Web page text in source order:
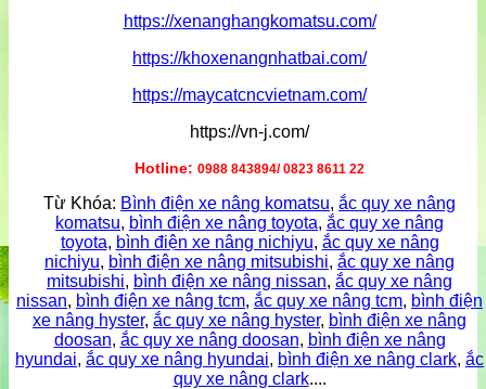
https://xenanghangkomatsu.com/
https://khoxenangnhatbai.com/
https://maycatcncvietnam.com/
https://vn-j.com/
Hotline: 0988 843894/ 0823 8611 22
Từ Khóa: Bình điện xe nâng komatsu, ắc quy xe nâng
komatsu, bình điện xe nâng toyota, ắc quy xe nâng
toyota, bình điện xe nâng nichiyu, ắc quy xe nâng
nichiyu, bình điện xe nâng mitsubishi, ắc quy xe nâng
mitsubishi, bình điện xe nâng nissan, ắc quy xe nâng
nissan, bình điện xe nâng tcm, ắc quy xe nâng tcm, bình điện
xe nâng hyster, ắc quy xe nâng hyster, bình điện xe nâng
doosan, ắc quy xe nâng doosan, bình điện xe nâng
hyundai, ắc quy xe nâng hyundai, bình điện xe nâng clark, ắc
quy xe nâng clark....